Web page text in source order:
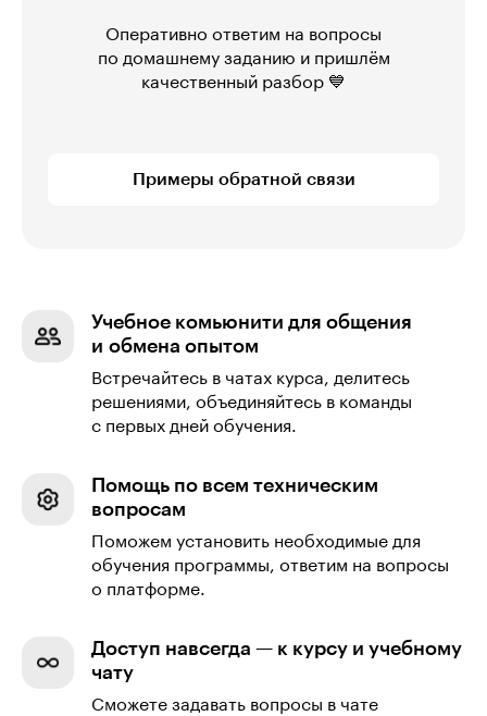
Оперативно ответим на вопросы
по домашнему заданию и пришлём
качественный разбор 💙
Примеры обратной связи
Учебное комьюнити для общения
и обмена опытом
Встречайтесь в чатах курса, делитесь
решениями, объединяйтесь в команды
с первых дней обучения.
Помощь по всем техническим
вопросам
Поможем установить необходимые для
обучения программы, ответим на вопросы
о платформе.
Доступ навсегда — к курсу и учебному
чату
Сможете задавать вопросы в чате